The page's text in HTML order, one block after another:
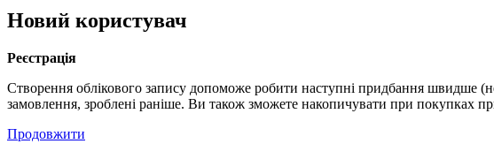
Новий користувач
Реєстрація
Створення облікового запису допоможе робити наступні придбання швидше
замовлення, зроблені раніше. Ви також зможете накопичувати при
Продовжити